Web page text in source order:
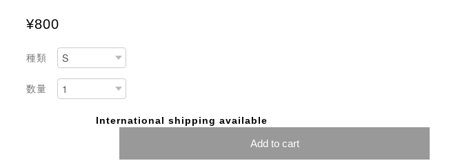
¥800
種類
数量
International shipping available
Add to cart